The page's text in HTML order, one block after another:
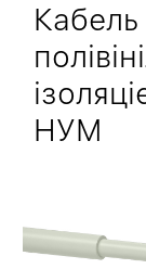
НУМ